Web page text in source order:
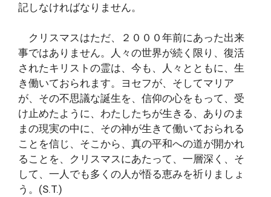
記しなければなりません。
クリスマスはただ、２０００年前にあった出来
事ではありません。人々の世界が続く限り、復活
されたキリストの霊は、今も、人々とともに、生
き働いておられます。ヨセフが、そしてマリア
が、その不思議な誕生を、信仰の心をもって、受
け止めたように、わたしたちが生きる、ありのま
まの現実の中に、その神が生きて働いておられる
ことを信じ、そこから、真の平和への道が開かれ
ることを、クリスマスにあたって、一層深く、そ
して、一人でも多くの人が悟る恵みを祈りましょ
う。(S.T.)